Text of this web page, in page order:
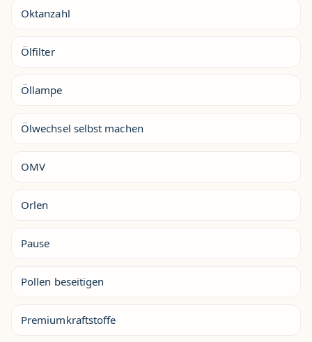
Oktanzahl
Ölfilter
Öllampe
Ölwechsel selbst machen
OMV
Orlen
Pause
Pollen beseitigen
Premiumkraftstoffe